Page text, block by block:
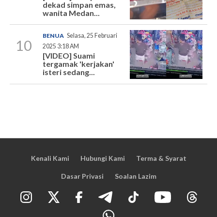
dekad simpan emas,
wanita Medan...
10
BENUA Selasa, 25 Februari
2025 3:18 AM
[VIDEO] Suami
tergamak 'kerjakan'
isteri sedang...
Kenali Kami Hubungi Kami Terma & Syarat
Dasar Privasi Soalan Lazim